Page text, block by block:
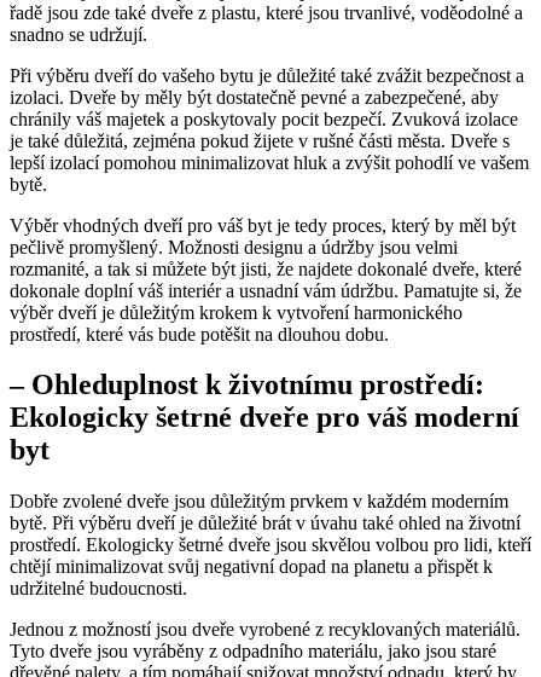
řadě jsou zde také dveře z ⁢plastu,‌ které jsou trvanlivé, voděodolné a
snadno se udržují.
Při výběru dveří do vašeho bytu je důležité ​také zvážit bezpečnost a
izolaci. ⁢Dveře by měly být dostatečně pevné a zabezpečené, aby
chránily váš majetek⁣ a poskytovaly pocit bezpečí. Zvuková izolace
je také ‌důležitá, zejména ⁤pokud žijete v rušné části⁢ města. Dveře s
⁢lepší izolací pomohou minimalizovat hluk a zvýšit⁤ pohodlí ve vašem
bytě.
Výběr vhodných dveří pro váš byt je tedy proces, který by měl být
pečlivě promyšlený. ​Možnosti designu a údržby jsou velmi
rozmanité, a tak si můžete být ⁢jisti, že najdete dokonalé dveře, které
dokonale doplní váš interiér a usnadní vám údržbu.⁤ Pamatujte ⁣si, že
výběr dveří je důležitým krokem k vytvoření harmonického
prostředí, které vás bude potěšit na dlouhou dobu.
– Ohleduplnost k ​životnímu prostředí:
Ekologicky šetrné dveře pro váš moderní
byt
Dobře⁢ zvolené ⁢dveře jsou důležitým prvkem v každém moderním
bytě.‍ Při výběru dveří je důležité brát v úvahu také ohled na životní
prostředí. Ekologicky ​šetrné‌ dveře jsou⁣ skvělou volbou pro lidi, kteří
chtějí minimalizovat svůj‌ negativní dopad ​na planetu a přispět k
udržitelné budoucnosti.
Jednou z možností jsou dveře vyrobené z recyklovaných materiálů.
Tyto dveře jsou vyráběny ⁤z odpadního materiálu, jako jsou staré⁢